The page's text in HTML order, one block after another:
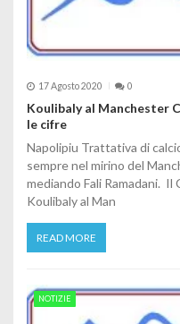
17 Agosto 2020 0
Koulibaly al Manchester
le cifre
Napolipiu Trattativa di
sempre nel mirino del
mediando Fali Ramadani.
Koulibaly al Man
READ MORE
NOTIZIE